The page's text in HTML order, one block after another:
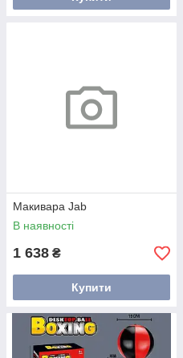
Макивара Jab
В наявності
1 638 ₴
Купити